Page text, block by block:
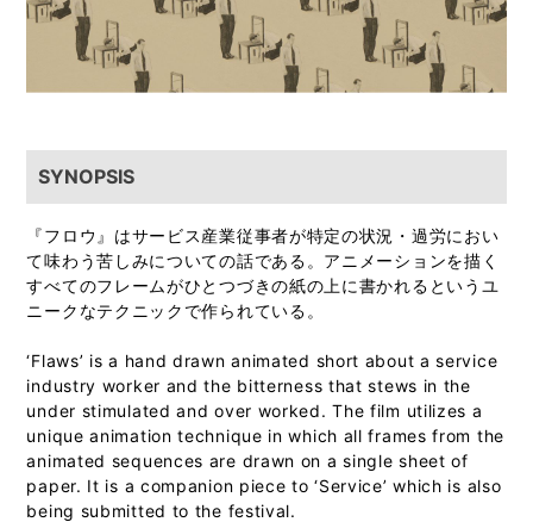
SYNOPSIS
『フロウ』はサービス産業従事者が特定の状況・過労におい
て味わう苦しみについての話である。アニメーションを描く
すべてのフレームがひとつづきの紙の上に書かれるというユ
ニークなテクニックで作られている。
‘Flaws’ is a hand drawn animated short about a service
industry worker and the bitterness that stews in the
under stimulated and over worked. The film utilizes a
unique animation technique in which all frames from the
animated sequences are drawn on a single sheet of
paper. It is a companion piece to ‘Service’ which is also
being submitted to the festival.